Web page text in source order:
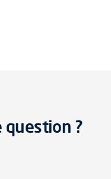
question ?